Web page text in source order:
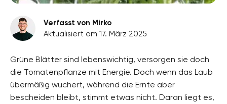
Verfasst von Mirko
Aktualisiert am 17. März 2025
Grüne Blätter sind lebenswichtig, versorgen sie doch
die Tomatenpflanze mit Energie. Doch wenn das Laub
übermäßig wuchert, während die Ernte aber
bescheiden bleibt, stimmt etwas nicht. Daran liegt es,